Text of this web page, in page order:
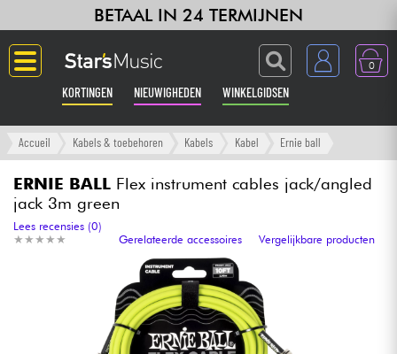
BETAAL IN 24 TERMIJNEN
0
KORTINGEN NIEUWIGHEDEN WINKELGIDSEN
Langue
Gitaar & Bas
Versterker & Effecten
Toetsenbord & Piano
Synths & samplers
Accueil Kabels & toebehoren Kabels Kabel Ernie ball
ERNIE BALL Flex instrument cables jack/angled
jack 3m green
★ ★ ★ ★ ★
★ ★ ★ ★ ★
Lees recensies (0)
Gerelateerde accessoires
Vergelijkbare producten